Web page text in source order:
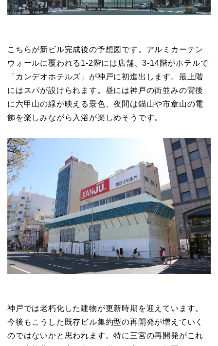
こちらが新ビル完成後の予想図です。アルミカーテン
ウォールに覆われる1-2階には店舗、3-14階がホテルで
「カンデオホテルズ」が神戸に初進出します。最上階
にはスパが設けられます。昼には神戸の街並みの背後
に六甲山の緑が映える景色、夜間は錨山や市章山の電
飾を楽しみながら入浴が楽しめそうです。
神戸では老朽化した建物が更新時期を迎えています。
今後もこうした既存ビル集約型の再開発が増えていく
のではないかと思われます。特に三宮の再開発がこれ